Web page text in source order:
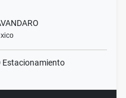
Estacionamiento